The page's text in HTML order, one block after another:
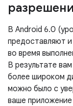
В Android 6.0
предоставляют
во время
В результате
более широком
можно было с
ваше